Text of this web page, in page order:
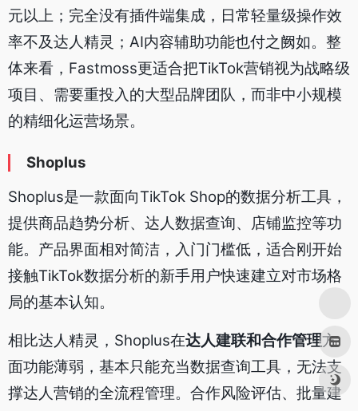
元以上；完全没有插件端集成，日常轻量级操作效
率不及达人精灵；AI内容辅助功能也付之阙如。整
体来看，Fastmoss更适合把TikTok营销视为战略级
项目、需要重投入的大型品牌团队，而非中小规模
的精细化运营场景。
Shoplus
Shoplus是一款面向TikTok Shop的数据分析工具，
提供商品趋势分析、达人数据查询、店铺监控等功
能。产品界面相对简洁，入门门槛低，适合刚开始
接触TikTok数据分析的新手用户快速建立对市场格
局的基本认知。
相比达人精灵，Shoplus在达人建联和合作管理方
面功能薄弱，基本只能充当数据查询工具，无法支
撑达人营销的全流程管理。合作风险评估、批量建